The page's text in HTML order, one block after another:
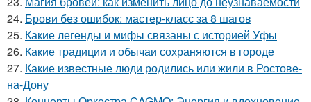
24. Брови без ошибок: мастер-класс за 8 шагов
25. Какие легенды и мифы связаны с историей Уфы
26. Какие традиции и обычаи сохраняются в городе
27. Какие известные люди родились или жили в Ростове-
на-Дону